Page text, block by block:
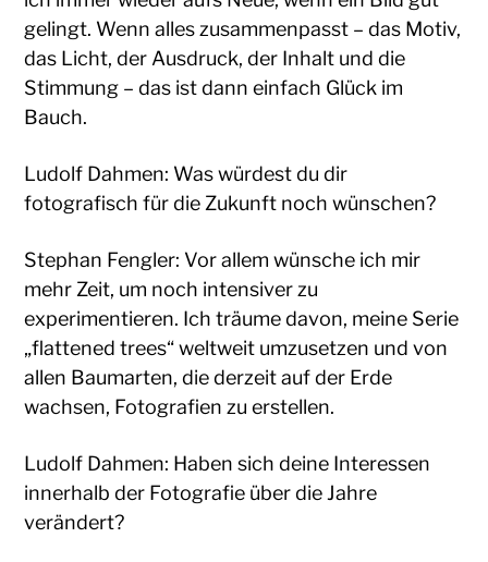
gelingt. Wenn alles zusammenpasst – das Motiv,
das Licht, der Ausdruck, der Inhalt und die
Stimmung – das ist dann einfach Glück im
Bauch.
Ludolf Dahmen: Was würdest du dir
fotografisch für die Zukunft noch wünschen?
Stephan Fengler: Vor allem wünsche ich mir
mehr Zeit, um noch intensiver zu
experimentieren. Ich träume davon, meine Serie
„flattened trees“ weltweit umzusetzen und von
allen Baumarten, die derzeit auf der Erde
wachsen, Fotografien zu erstellen.
Ludolf Dahmen: Haben sich deine Interessen
innerhalb der Fotografie über die Jahre
verändert?